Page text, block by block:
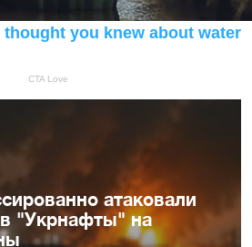
атаковали
"Укрнафты" на